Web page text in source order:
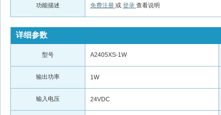
功能描述 免费注册 或 登录 查看说明
详细参数
型号 A2405XS-1W
输出功率 1W
输入电压 24VDC